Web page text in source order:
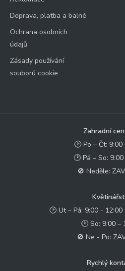
Doprava, platba a balné
Ochrana osobních
údajů
Zásady používání
souborů cookie
Zahradní
🕑 Po – Čt: 9:00
🕑 Pá – So:
🚫 Neděle:
🕑 Ut – Pá: 9:00 -
🕑 So: 9:00 –
🚫 Ne - Po:
Rychlý